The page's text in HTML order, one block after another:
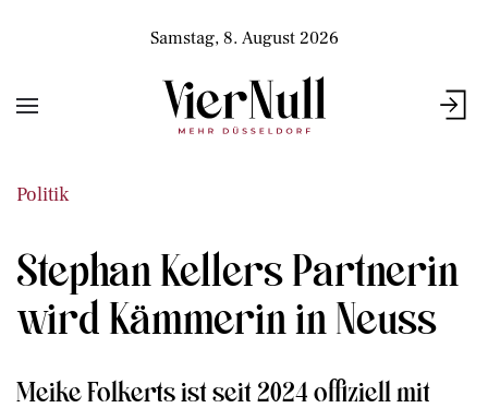
Samstag, 8. August 2026
Politik
Stephan Kellers Partnerin
wird Kämmerin in Neuss
Meike Folkerts ist seit 2024 offiziell mit